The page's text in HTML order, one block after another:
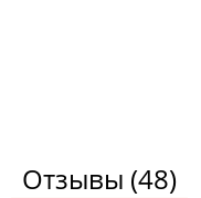
Отзывы (48)